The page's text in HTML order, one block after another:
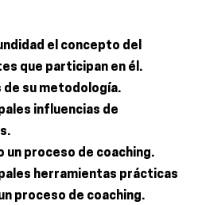
el concepto del
que participan en él.
de su metodología.
influencias de
un proceso de coaching.
herramientas prácticas
proceso de coaching.